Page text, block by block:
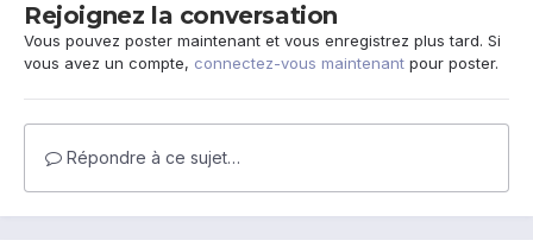
Rejoignez la conversation
Vous pouvez poster maintenant et vous enregistrez plus tard. Si
vous avez un compte, connectez-vous maintenant pour poster.
Répondre à ce sujet…